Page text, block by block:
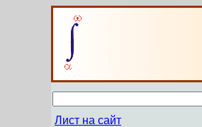
Лист на сайт